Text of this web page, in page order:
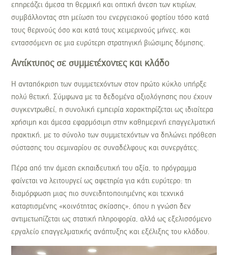
επηρεάζει άμεσα τη θερμική και οπτική άνεση των κτιρίων,
συμβάλλοντας στη μείωση του ενεργειακού φορτίου τόσο κατά
τους θερινούς όσο και κατά τους χειμερινούς μήνες, και
εντασσόμενη σε μια ευρύτερη στρατηγική βιώσιμης δόμησης.
Αντίκτυπος σε συμμετέχοντες και κλάδο
Η ανταπόκριση των συμμετεχόντων στον πρώτο κύκλο υπήρξε
πολύ θετική. Σύμφωνα με τα δεδομένα αξιολόγησης που έχουν
συγκεντρωθεί, η συνολική εμπειρία χαρακτηρίζεται ως ιδιαίτερα
χρήσιμη και άμεσα εφαρμόσιμη στην καθημερινή επαγγελματική
πρακτική, με το σύνολο των συμμετεχόντων να δηλώνει πρόθεση
σύστασης του σεμιναρίου σε συναδέλφους και συνεργάτες.
Πέρα από την άμεση εκπαιδευτική του αξία, το πρόγραμμα
φαίνεται να λειτουργεί ως αφετηρία για κάτι ευρύτερο: τη
διαμόρφωση μιας πιο συνειδητοποιημένης και τεχνικά
καταρτισμένης «κοινότητας σκίασης», όπου η γνώση δεν
αντιμετωπίζεται ως στατική πληροφορία, αλλά ως εξελισσόμενο
εργαλείο επαγγελματικής ανάπτυξης και εξέλιξης του κλάδου.